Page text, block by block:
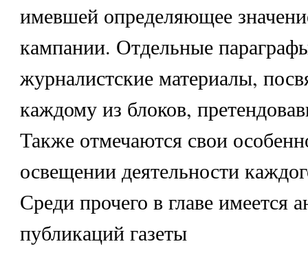
имевшей определяющее
кампании. Отдельные
журналистские материалы,
каждому из блоков,
Также отмечаются свои
освещении деятельности
Среди прочего в главе имеется
публикаций газеты